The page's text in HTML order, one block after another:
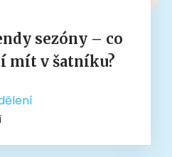
sezóny – co
mít v šatníku?